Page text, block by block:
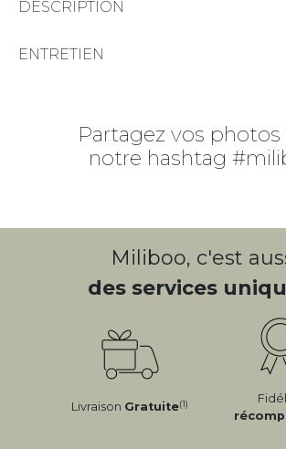
DESCRIPTION
ENTRETIEN
Partagez vos photos
notre hashtag
Miliboo, c'est
des services
Livraison Gratuite(1)